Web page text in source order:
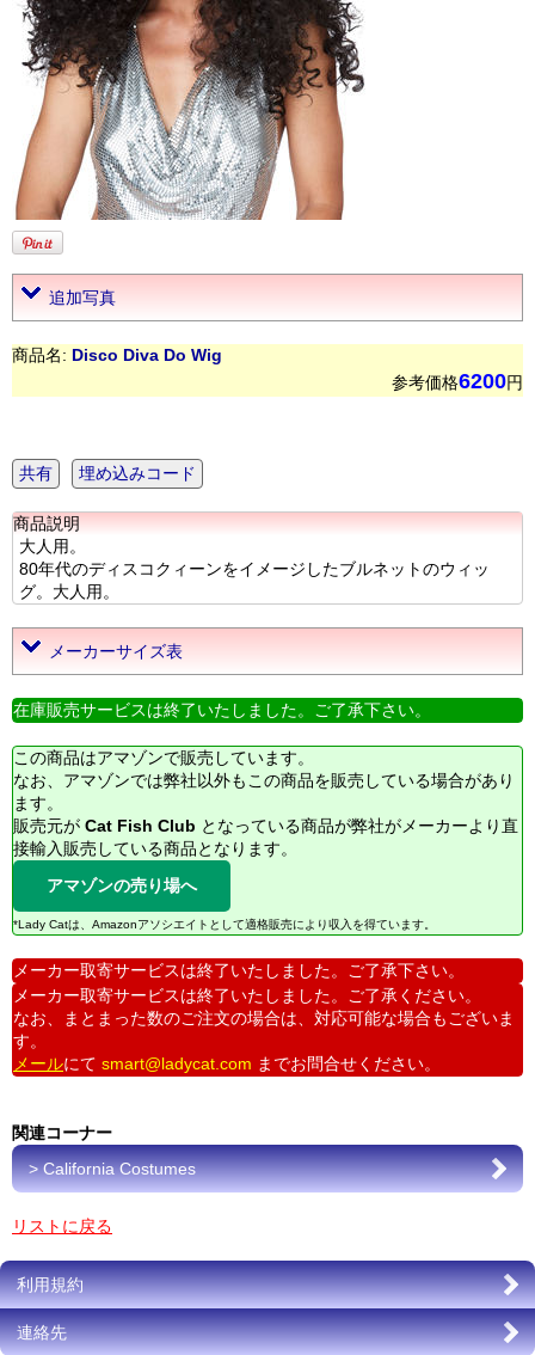
追加写真
商品名: Disco Diva Do Wig
参考価格6200円
共有 埋め込みコード
商品説明
大人用。
80年代のディスコクィーンをイメージしたブルネットのウィッ
グ。大人用。
メーカーサイズ表
在庫販売サービスは終了いたしました。ご了承下さい。
この商品はアマゾンで販売しています。
なお、アマゾンでは弊社以外もこの商品を販売している場合があり
ます。
販売元が Cat Fish Club となっている商品が弊社がメーカーより直
接輸入販売している商品となります。
アマゾンの売り場へ
*Lady Catは、Amazonアソシエイトとして適格販売により収入を得ています。
メーカー取寄サービスは終了いたしました。ご了承下さい。
メーカー取寄サービスは終了いたしました。ご了承ください。
なお、まとまった数のご注文の場合は、対応可能な場合もございま
す。
メールにて smart@ladycat.com までお問合せください。
関連コーナー
> California Costumes
リストに戻る
利用規約
連絡先